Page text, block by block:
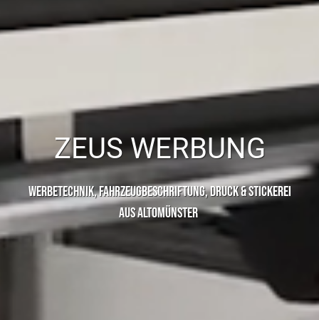
ZEUS WERBUNG
WERBETECHNIK, FAHRZEUGBESCHRIFTUNG, DRUCK & STICKEREI
AUS ALTOMÜNSTER